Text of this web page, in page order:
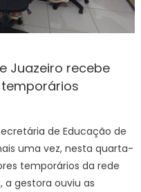
Juazeiro recebe
de Educação de
uma vez, nesta quarta-
temporários da rede
a gestora ouviu as